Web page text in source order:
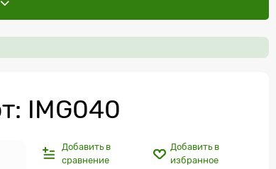
IMG040
Добавить в
сравнение
Добавить в
избранное